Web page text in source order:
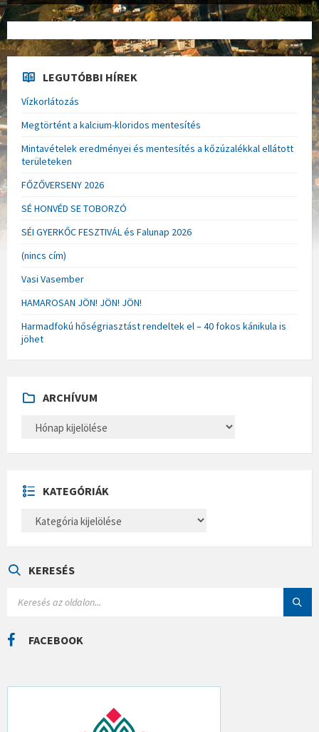
LEGUTÓBBI HÍREK
Vízkorlátozás
Megtörtént a kalcium-kloridos mentesítés
Mintavételek eredményei és mentesítés a kőzúzalékkal ellátott
területeken
FŐZŐVERSENY 2026
SÉ HONVÉD SE TOBORZÓ
SÉI GYERKŐC FESZTIVÁL és Falunap 2026
(nincs cím)
Vasi Vasember
HAMAROSAN JÖN! JÖN! JÖN!
Harmadfokú hőségriasztást rendeltek el – 40 fokos kánikula is
jöhet
ARCHÍVUM
H
U
M
KATEGÓRIÁK
E
Á
KERESÉS
C
H
FACEBOOK